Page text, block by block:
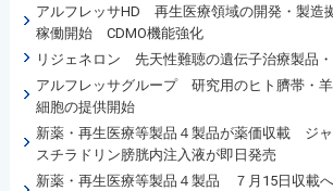
アルフレッサHD 再生医療領域の開発・製造
稼働開始 CDMO機能強化
リジェネロン 先天性難聴の遺伝子治療製品
アルフレッサグループ 研究用のヒト臍帯・
細胞の提供開始
新薬・再生医療等製品４製品が薬価収載 ジ
スチラドリン膀胱内注入液が即日発売
新薬・再生医療等製品４製品 ７月15日収載